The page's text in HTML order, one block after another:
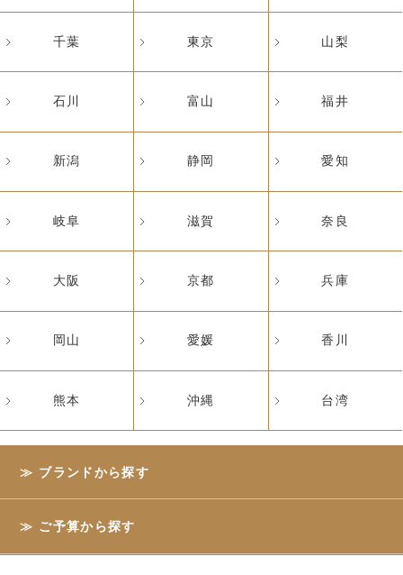
千葉 東京 山梨
石川 富山 福井
新潟 静岡 愛知
岐阜 滋賀 奈良
大阪 京都 兵庫
岡山 愛媛 香川
熊本 沖縄 台湾
ブランドから探す
ご予算から探す